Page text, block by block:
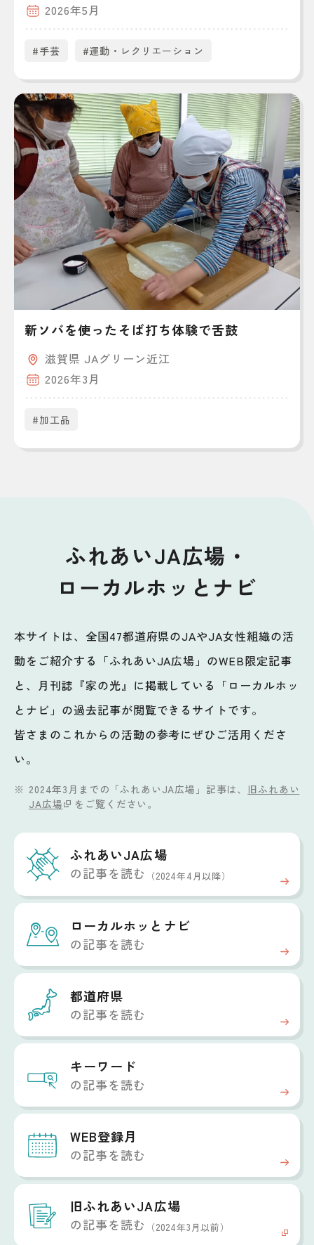
2026年5月
#手芸 #運動・レクリエーション
新ソバを使ったそば打ち体験で舌鼓
滋賀県 JAグリーン近江
2026年3月
#加工品
ふれあいJA広場・
ローカルホッとナビ
本サイトは、全国47都道府県のJAやJA女性組織の活
動をご紹介する「ふれあいJA広場」のWEB限定記事
と、月刊誌『家の光』に掲載している「ローカルホッ
とナビ」の過去記事が閲覧できるサイトです。
皆さまのこれからの活動の参考にぜひご活用くださ
い。
2024年3月までの「ふれあいJA広場」記事は、 旧ふれあい
JA広場
をご覧ください。
ふれあいJA広場
の記事を読む （2024年4月以降）
ローカルホッと ナビ
の記事を読む
都道府県
の記事を読む
キーワード
の記事を読む
WEB登録月
の記事を読む
旧ふれあいJA広場
の記事を読む （2024年3月以前）